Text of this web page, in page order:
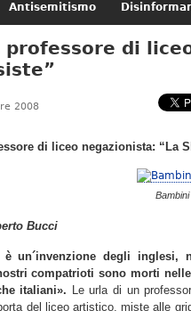
Antisemitismo
Storia di Israele
professore di
2008
di liceo negazionista: “La
Bucci
è un´invenzione degli
compatrioti sono morti
italiani». Le urla di un
del liceo artistico, miste alle